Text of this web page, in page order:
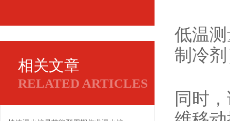
相关文章
RELATED ARTICLES
低温
制冷
同时